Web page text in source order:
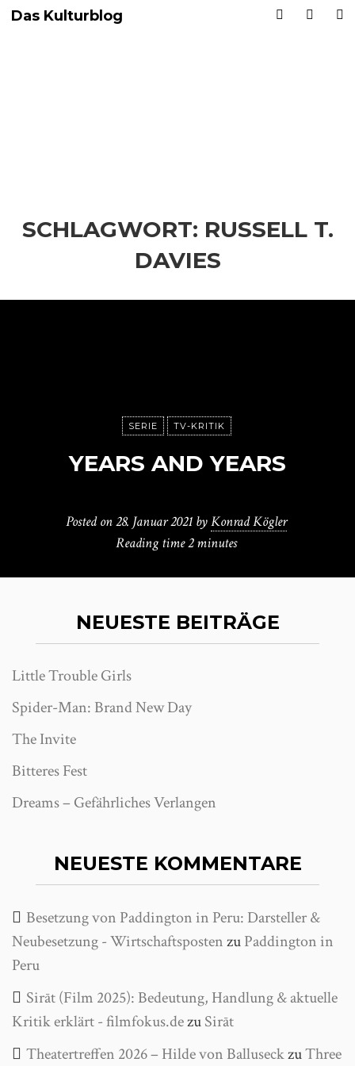
Das Kulturblog
SCHLAGWORT: RUSSELL T.
DAVIES
SERIE TV-KRITIK
YEARS AND YEARS
Posted on28. Januar 2021 byKonrad Kögler
Reading time2 minutes
NEUESTE BEITRÄGE
Little Trouble Girls
Spider-Man: Brand New Day
The Invite
Bitteres Fest
Dreams – Gefährliches Verlangen
NEUESTE KOMMENTARE
Besetzung von Paddington in Peru: Darsteller &
Neubesetzung - WirtschaftspostenzuPaddington in
Peru
Sirāt (Film 2025): Bedeutung, Handlung & aktuelle
Kritik erklärt - filmfokus.dezuSirāt
Theatertreffen 2026 – Hilde von BalluseckzuThree